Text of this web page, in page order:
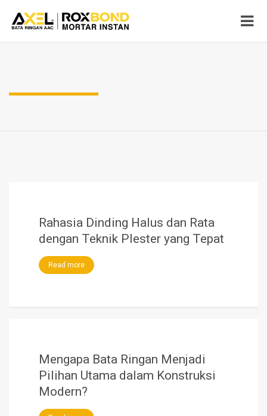
Rahasia Dinding Halus dan Rata
dengan Teknik Plester yang Tepat
Read more
Mengapa Bata Ringan Menjadi
Pilihan Utama dalam Konstruksi
Modern?